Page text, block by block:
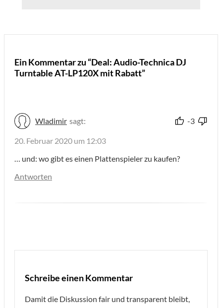
Ein Kommentar zu “Deal: Audio-Technica DJ
Turntable AT-LP120X mit Rabatt”
Wladimir sagt: -3
20. Februar 2020 um 12:03
… und: wo gibt es einen Plattenspieler zu kaufen?
Antworten
Schreibe einen Kommentar
Damit die Diskussion fair und transparent bleibt,